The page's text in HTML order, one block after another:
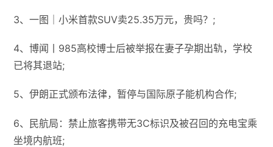
3、一图｜小米首款SUV卖25.35万元，贵吗？;
4、博闻丨985高校博士后被举报在妻子孕期出轨，学校
已将其退站;
5、伊朗正式颁布法律，暂停与国际原子能机构合作;
6、民航局：禁止旅客携带无3C标识及被召回的充电宝乘
坐境内航班;